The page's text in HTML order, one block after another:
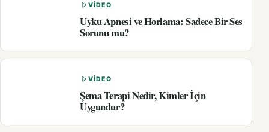
VIDEO
Uyku Apnesi ve Horlama: Sadece Bir Ses
Sorunu mu?
VIDEO
Şema Terapi Nedir, Kimler İçin
Uygundur?